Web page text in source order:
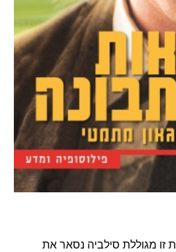
זו מגוללת סילביה נסאר את